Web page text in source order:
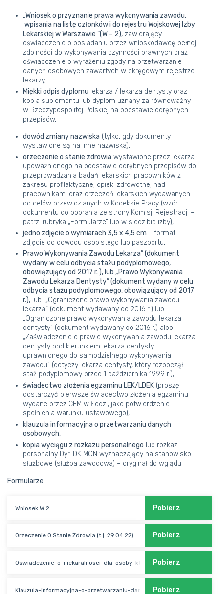
„Wniosek o przyznanie prawa wykonywania zawodu,
wpisania na listę członków i do rejestru Wojskowej Izby
Lekarskiej w Warszawie ”(W – 2), zawierający
oświadczenie o posiadaniu przez wnioskodawcę pełnej
zdolności do wykonywania czynności prawnych oraz
oświadczenie o wyrażeniu zgody na przetwarzanie
danych osobowych zawartych w okręgowym rejestrze
lekarzy,
Miękki odpis dyplomu lekarza / lekarza dentysty oraz
kopia suplementu lub dyplom uznany za równoważny
w Rzeczypospolitej Polskiej na podstawie odrębnych
przepisów,
dowód zmiany nazwiska (tylko, gdy dokumenty
wystawione są na inne nazwiska),
orzeczenie o stanie zdrowia wystawione przez lekarza
upoważnionego na podstawie odrębnych przepisów do
przeprowadzania badań lekarskich pracowników z
zakresu profilaktycznej opieki zdrowotnej nad
pracownikami oraz orzeczeń lekarskich wydawanych
do celów przewidzianych w Kodeksie Pracy (wzór
dokumentu do pobrania ze strony Komisji Rejestracji –
patrz: rubryka „Formularze” lub w siedzibie izby),
jedno zdjęcie o wymiarach 3,5 x 4,5 cm – format:
zdjęcie do dowodu osobistego lub paszportu,
Prawo Wykonywania Zawodu Lekarza” (dokument
wydany w celu odbycia stażu podyplomowego,
obowiązujący od 2017 r. ), lub „Prawo Wykonywania
Zawodu Lekarza Dentysty” (dokument wydany w celu
odbycia stażu podyplomowego, obowiązujący od 2017
r.), lub „Ograniczone prawo wykonywania zawodu
lekarza” (dokument wydawany do 2016 r.) lub
„Ograniczone prawo wykonywania zawodu lekarza
dentysty” (dokument wydawany do 2016 r.) albo
„Zaświadczenie o prawie wykonywania zawodu lekarza
dentysty pod kierunkiem lekarza dentysty
uprawnionego do samodzielnego wykonywania
zawodu” (dotyczy lekarza dentysty, który rozpoczął
staż podyplomowy przed 1 października 1999 r.),
świadectwo złożenia egzaminu LEK/LDEK (proszę
dostarczyć pierwsze świadectwo złożenia egzaminu
wydane przez CEM w Łodzi, jako potwierdzenie
spełnienia warunku ustawowego),
klauzula informacyjna o przetwarzaniu danych
osobowych,
kopia wyciągu z rozkazu personalnego lub rozkaz
personalny Dyr. DK MON wyznaczający na stanowisko
służbowe (służba zawodowa) – oryginał do wglądu.
Formularze
Wniosek W 2 Pobierz
Orzeczenie O Stanie Zdrowia (t.j. 29.04.22) Pobierz
Oswiadczenie-o-niekaralnosci-dla-osoby-która-uzyskała-PWZ-w-
Pobierz
Klauzula-informacyjna-o-przetwarzaniu-danych-osobowych
Pobierz